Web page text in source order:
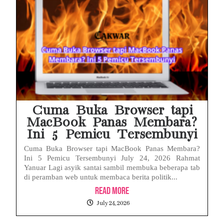
Cuma Buka Browser tapi
MacBook Panas Membara?
Ini 5 Pemicu Tersembunyi
Cuma Buka Browser tapi MacBook Panas Membara?
Ini 5 Pemicu Tersembunyi July 24, 2026 Rahmat
Yanuar Lagi asyik santai sambil membuka beberapa tab
di peramban web untuk membaca berita politik...
Read More
July 24, 2026